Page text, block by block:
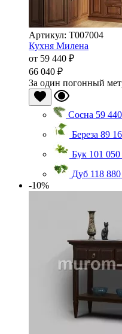
Артикул: Т007004
Кухня Милена
от 59 440 ₽
66 040 ₽
За один погонный
Сосна 59
Береза 89
Бук 101
Дуб 118
-10%